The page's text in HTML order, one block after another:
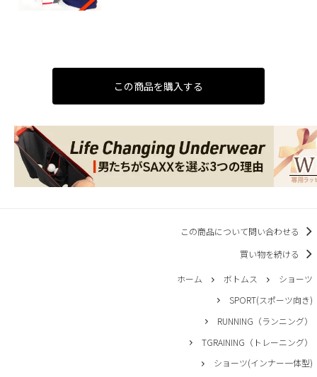
この商品を購入する
この商品について問い合わせる
買い物を続ける
ホーム ボトムス
ショーツ
SPORT(スポーツ向き)
RUNNING（ランニング）
TGRAINING（トレーニング）
ショーツ(インナー一体型)